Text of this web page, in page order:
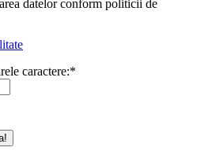
datelor conform politicii de
caractere:*